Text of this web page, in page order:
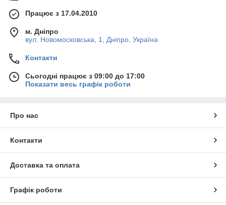
Працює з 17.04.2010
м. Дніпро
вул. Новомосковська, 1, Дніпро, Україна
Контакти
Сьогодні працює з 09:00 до 17:00
Показати весь графік роботи
Про нас
Контакти
Доставка та оплата
Графік роботи